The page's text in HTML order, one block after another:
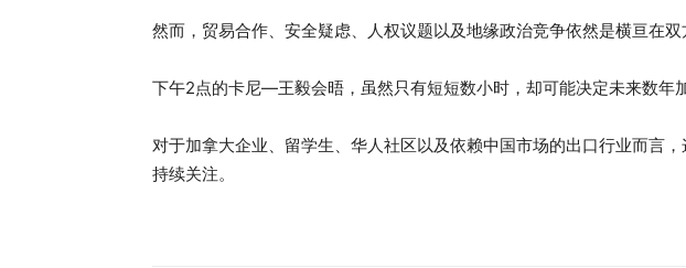
然而，贸易合作、安全疑虑、人权议题以及地缘政治竞争依然是横亘在双
下午2点的卡尼—王毅会晤，虽然只有短短数小时，却可能决定未来数年
对于加拿大企业、留学生、华人社区以及依赖中国市场的出口行业而言
持续关注。